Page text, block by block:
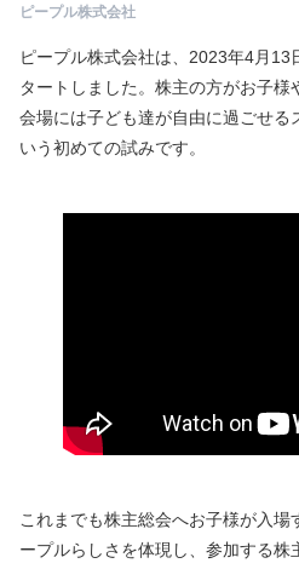
ピープル株式会社
ピープル株式会社は、2023年4月13
タートしました。株主の方がお子様
会場には子ども達が自由に過ごせる
いう初めての試みです。
これまでも株主総会へお子様が入
ープルらしさを体現し、参加する株